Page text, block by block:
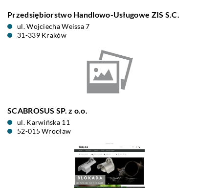
Przedsiębiorstwo Handlowo-Usługowe ZIS S.C.
ul. Wojciecha Weissa 7
31-339 Kraków
SCABROSUS SP. z o.o.
ul. Karwińska 11
52-015 Wrocław